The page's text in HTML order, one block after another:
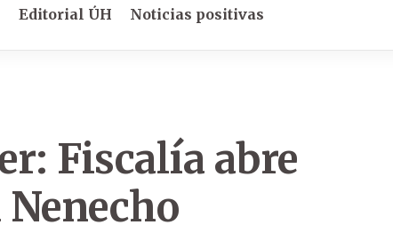
Editorial ÚH Noticias positivas
Fiscalía abre